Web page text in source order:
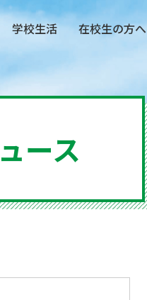
学校生活 在校生の方へ
ース